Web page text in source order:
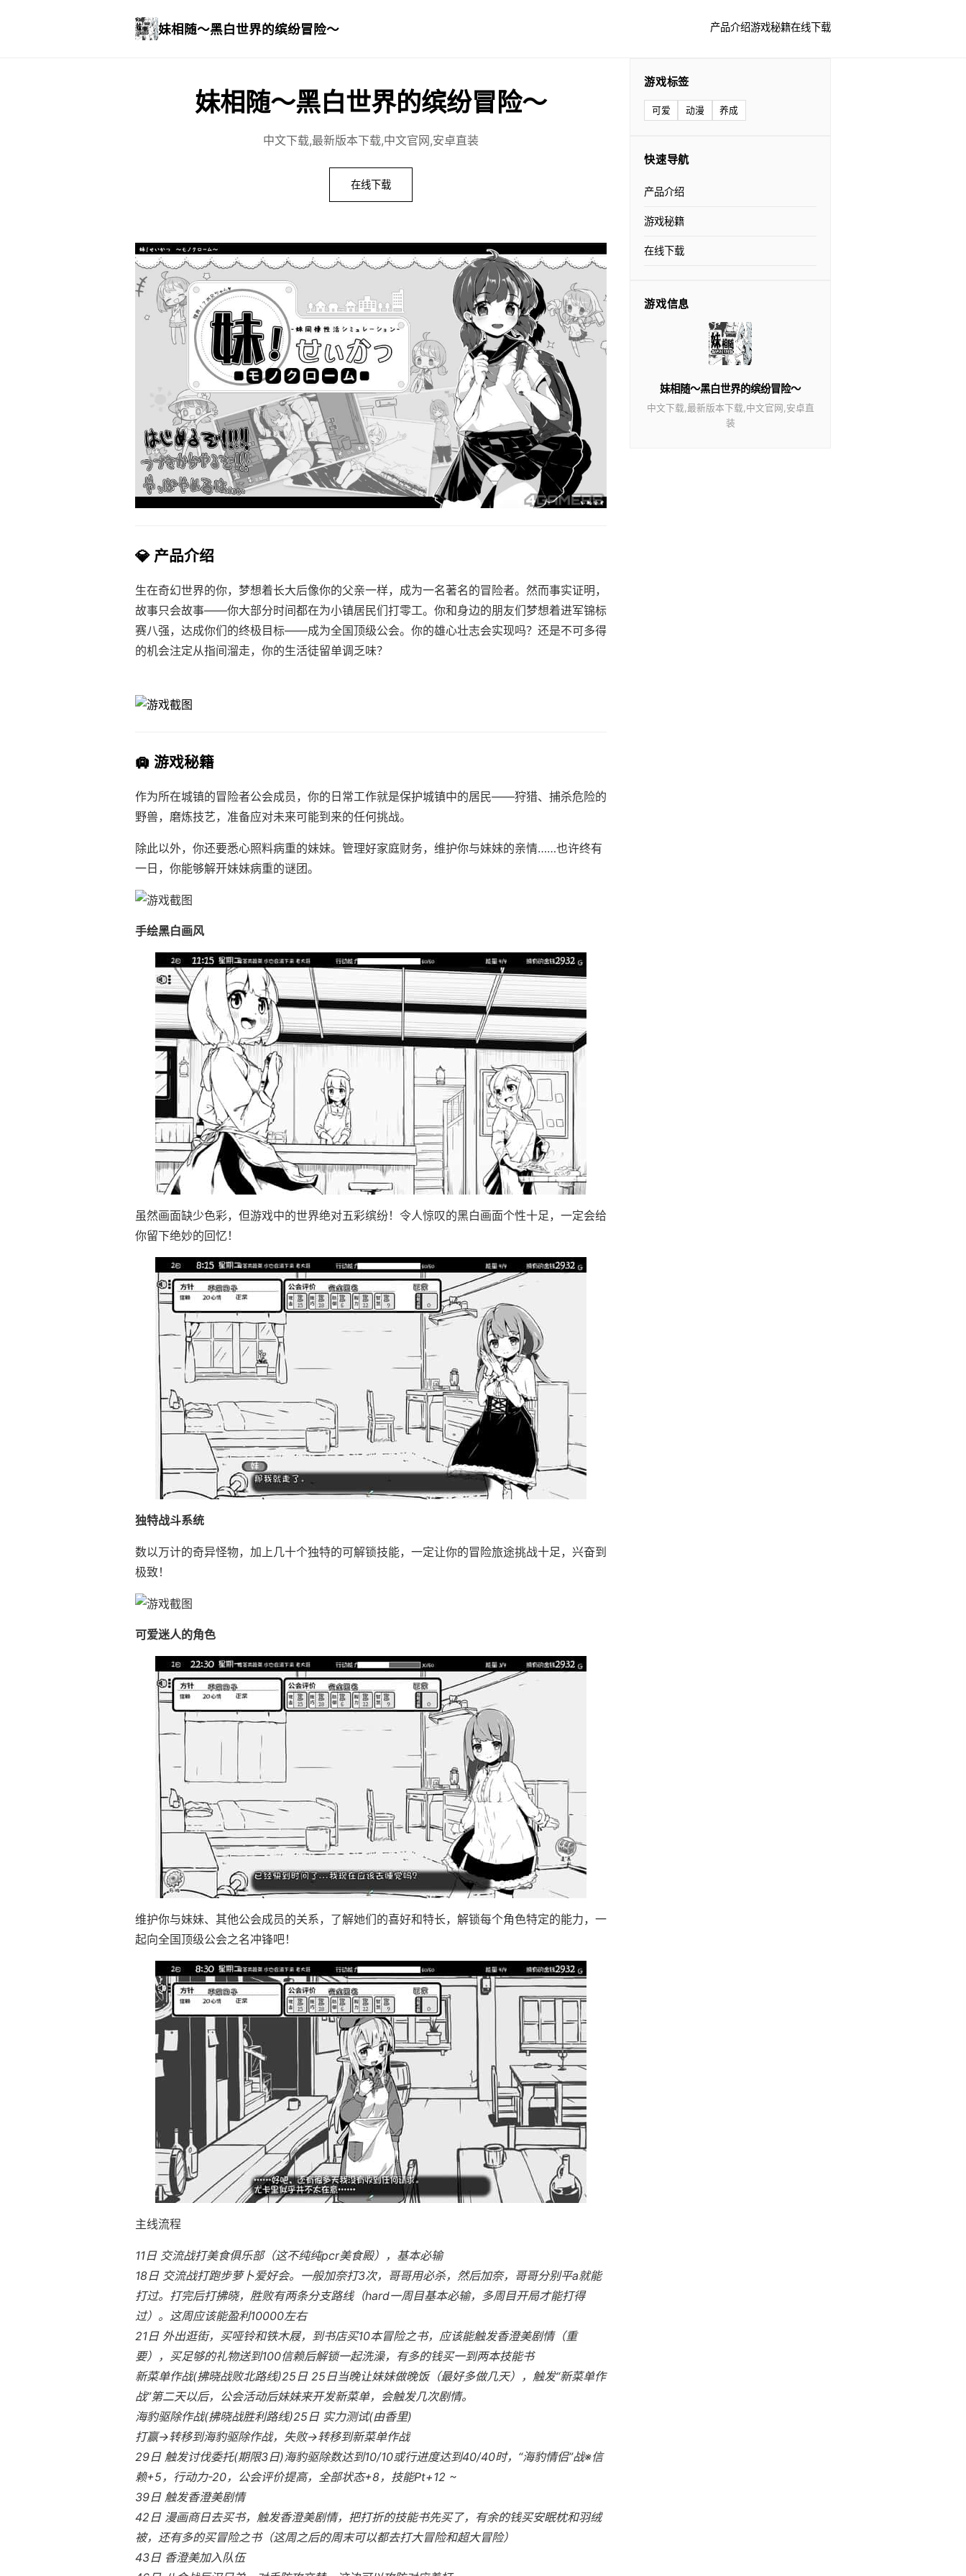
妹相随～黑白世界的缤纷冒险～ 产品介绍游戏秘籍在线下载
妹相随～黑白世界的缤纷冒险～
中文下载,最新版本下载,中文官网,安卓直装
在线下载
💎 产品介绍
生在奇幻世界的你，梦想着长大后像你的父亲一样，成为一名著名的冒险者。然而事实证明，
故事只会故事——你大部分时间都在为小镇居民们打零工。你和身边的朋友们梦想着进军锦标
赛八强，达成你们的终极目标——成为全国顶级公会。你的雄心壮志会实现吗？还是不可多得
的机会注定从指间溜走，你的生活徒留单调乏味？
🛄 游戏秘籍
作为所在城镇的冒险者公会成员，你的日常工作就是保护城镇中的居民——狩猎、捕杀危险的
野兽，磨炼技艺，准备应对未来可能到来的任何挑战。
除此以外，你还要悉心照料病重的妹妹。管理好家庭财务，维护你与妹妹的亲情……也许终有
一日，你能够解开妹妹病重的谜团。
手绘黑白画风
虽然画面缺少色彩，但游戏中的世界绝对五彩缤纷！令人惊叹的黑白画面个性十足，一定会给
你留下绝妙的回忆！
独特战斗系统
数以万计的奇异怪物，加上几十个独特的可解锁技能，一定让你的冒险旅途挑战十足，兴奋到
极致！
可爱迷人的角色
维护你与妹妹、其他公会成员的关系，了解她们的喜好和特长，解锁每个角色特定的能力，一
起向全国顶级公会之名冲锋吧！
主线流程
11日 交流战打美食俱乐部（这不纯纯pcr美食殿），基本必输
18日 交流战打跑步萝卜爱好会。一般加奈打3次，哥哥用必杀，然后加奈，哥哥分别平a就能
打过。打完后打拂晓，胜败有两条分支路线（hard一周目基本必输，多周目开局才能打得
过）。这周应该能盈利10000左右
21日 外出逛街，买哑铃和铁木屐，到书店买10本冒险之书，应该能触发香澄美剧情（重
要），买足够的礼物送到100信赖后解锁一起洗澡，有多的钱买一到两本技能书
新菜单作战(拂晓战败北路线)25日 25日当晚让妹妹做晚饭（最好多做几天），触发“新菜单作
战”第二天以后，公会活动后妹妹来开发新菜单，会触发几次剧情。
海豹驱除作战(拂晓战胜利路线)25日 实力测试(由香里)
打赢→转移到海豹驱除作战，失败→转移到新菜单作战
29日 触发讨伐委托(期限3日)海豹驱除数达到10/10或行进度达到40/40时，“海豹情侣”战※信
赖+5，行动力-20，公会评价提高，全部状态+8，技能Pt+12 ~
39日 触发香澄美剧情
42日 漫画商日去买书，触发香澄美剧情，把打折的技能书先买了，有余的钱买安眠枕和羽绒
被，还有多的买冒险之书（这周之后的周末可以都去打大冒险和超大冒险）
43日 香澄美加入队伍
游戏标签
可爱 动漫 养成
快速导航
产品介绍
游戏秘籍
在线下载
游戏信息
妹相随～黑白世界的缤纷冒险～
中文下载,最新版本下载,中文官网,安卓直
装